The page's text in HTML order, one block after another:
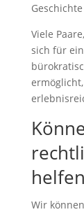
Viele
sich für
Wir